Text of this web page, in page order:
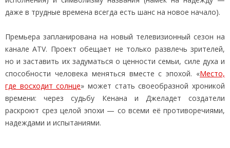
даже в трудные времена всегда есть шанс на новое начало).
Премьера запланирована на новый телевизионный сезон на
канале ATV. Проект обещает не только развлечь зрителей,
но и заставить их задуматься о ценности семьи, силе духа и
способности человека меняться вместе с эпохой. «Место,
где восходит солнце» может стать своеобразной хроникой
времени: через судьбу Кенана и Джеладет создатели
раскроют срез целой эпохи — со всеми её противоречиями,
надеждами и испытаниями.